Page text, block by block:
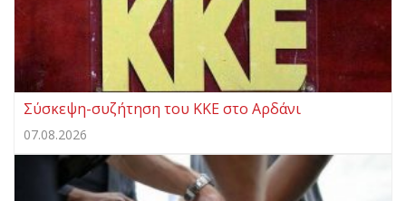
Σύσκεψη-συζήτηση του ΚΚΕ στο Αρδάνι
07.08.2026